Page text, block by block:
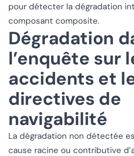
pour détecter la dégradation
composant composite.
Dégradation
l’enquête sur
accidents et
directives de
navigabilité
La dégradation non détectée
cause racine ou contributive